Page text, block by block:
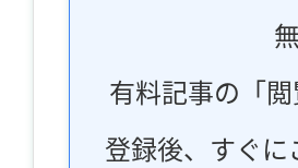
有料記事の「
登録後、すぐ